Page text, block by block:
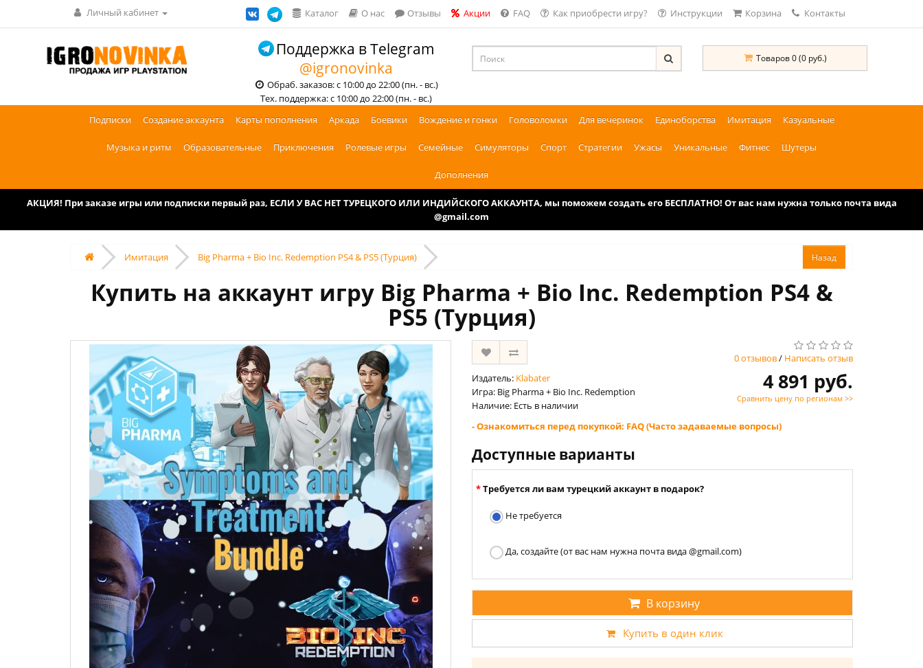
Личный кабинет Каталог О нас Отзывы Акции FAQ Как приобрести игру? Инструкции Корзина Контакты
Поддержка в Telegram
@igronovinka
Обраб. заказов: с 10:00 до 22:00 (пн. - вс.)
Тех. поддержка: с 10:00 до 22:00 (пн. - вс.)
Товаров 0 (0 руб.)
Подписки Создание аккаунта Карты пополнения Аркада Боевики Вождение и гонки Головоломки Для вечеринок Единоборства Имитация Казуальные
Музыка и ритм Образовательные Приключения Ролевые игры Семейные Симуляторы Спорт Стратегии Ужасы Уникальные Фитнес Шутеры
Дополнения
АКЦИЯ! При заказе игры или подписки первый раз, ЕСЛИ У ВАС НЕТ ТУРЕЦКОГО ИЛИ ИНДИЙСКОГО АККАУНТА, мы поможем создать его БЕСПЛАТНО! От вас нам нужна только почта вида
@gmail.com
Имитация Big Pharma + Bio Inc. Redemption PS4 & PS5 (Турция)
Купить на аккаунт игру Big Pharma + Bio Inc. Redemption PS4 &
PS5 (Турция)
0 отзывов/ Написать отзыв
Издатель: Klabater
Игра: Big Pharma + Bio Inc. Redemption
Наличие: Есть в наличии
4 891 руб.
Сравнить цену по регионам >>
- Ознакомиться перед покупкой: FAQ (Часто задаваемые вопросы)
Доступные варианты
Требуется ли вам турецкий аккаунт в подарок?
Не требуется
Да, создайте (от вас нам нужна почта вида @gmail.com)
В корзину
Купить в один клик